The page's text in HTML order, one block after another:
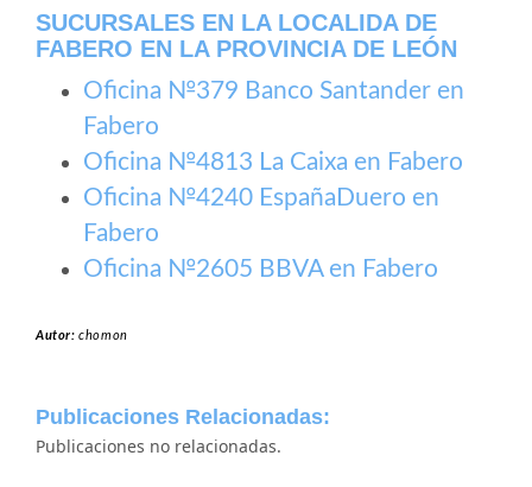
SUCURSALES EN LA LOCALIDA DE
FABERO EN LA PROVINCIA DE LEÓN
Oficina №379 Banco Santander en
Fabero
Oficina №4813 La Caixa en Fabero
Oficina №4240 EspañaDuero en
Fabero
Oficina №2605 BBVA en Fabero
Autor:chomon
Publicaciones Relacionadas:
Publicaciones no relacionadas.